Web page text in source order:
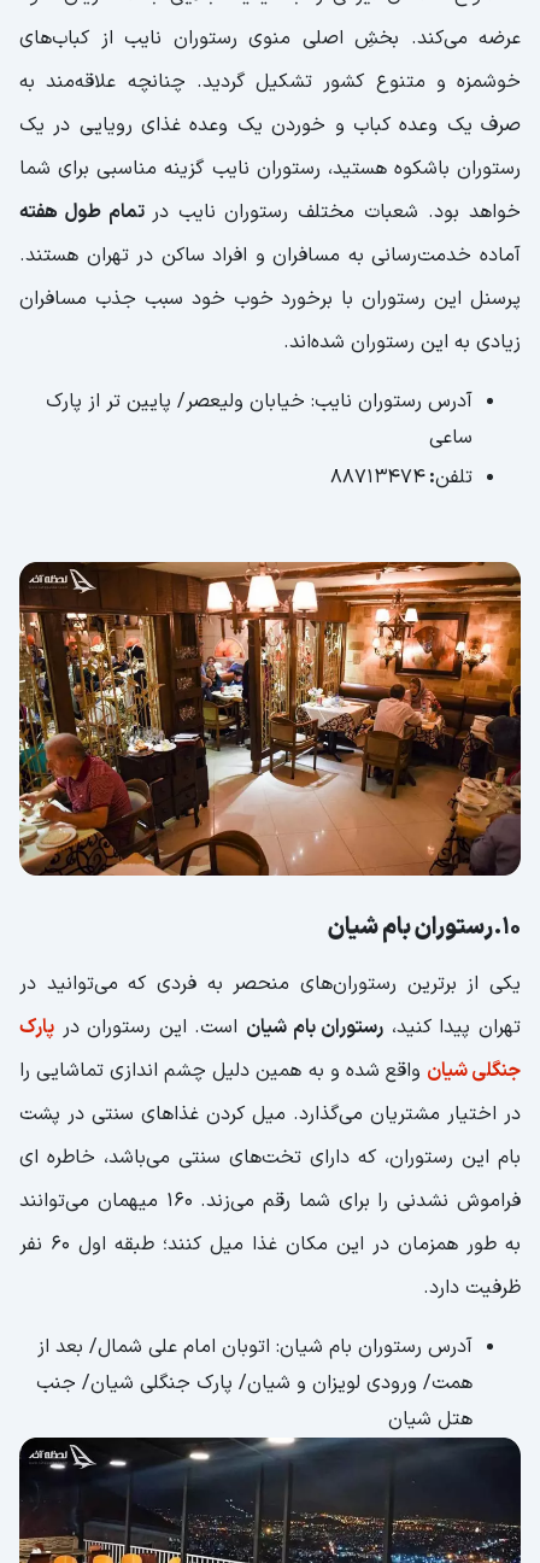
عرضه می‌کند. بخشِ اصلی منوی رستوران نایب از کباب‌های
خوشمزه و متنوع کشور تشکیل گردید. چنانچه علاقه‌مند به
صرف یک وعده کباب و خوردن یک وعده غذای رویایی در یک
رستوران باشکوه هستید، رستوران نایب گزینه مناسبی برای شما
خواهد بود. شعبات مختلف رستوران نایب در تمام طول هفته
آماده خدمت‌رسانی به مسافران و افراد ساکن در تهران هستند.
پرسنل این رستوران با برخورد خوب خود سبب جذب مسافران
زیادی به این رستوران شده‌اند.
آدرس رستوران نایب: خیابان ولیعصر/ پایین تر از پارک
ساعی
تلفن:
88713474
10.رستوران بام شیان
یکی از برترین رستوران‌های منحصر به فردی که می‌توانید در
تهران پیدا کنید، رستوران بام شیان است. این رستوران در پارک
جنگلی شیان واقع شده و به همین دلیل چشم اندازی تماشایی را
در اختیار مشتریان می‌گذارد. میل کردن غذاهای سنتی در پشت
بام این رستوران، که دارای تخت‌های سنتی می‌باشد، خاطره ای
فراموش نشدنی را برای شما رقم می‌زند. 160 میهمان می‌توانند
به طور همزمان در این مکان غذا میل کنند؛ طبقه اول 60 نفر
ظرفیت دارد.
آدرس رستوران بام شیان: اتوبان امام علی شمال/ بعد از
همت/ ورودی لویزان و شیان/ پارک جنگلی شیان/ جنب
هتل شیان